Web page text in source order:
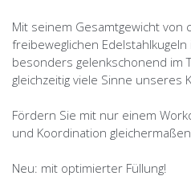
Mit seinem Gesamtgewicht von
freibeweglichen
besonders gelenkschonend im
gleichzeitig viele Sinne unseres
Fördern Sie mit nur einem
und Koordination gleichermaßen.
Neu: mit optimierter Füllung!